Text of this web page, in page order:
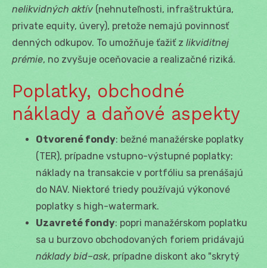
nelikvidných aktív (nehnuteľnosti, infraštruktúra,
private equity, úvery), pretože nemajú povinnosť
denných odkupov. To umožňuje ťažiť z likviditnej
prémie, no zvyšuje oceňovacie a realizačné riziká.
Poplatky, obchodné
náklady a daňové aspekty
Otvorené fondy: bežné manažérske poplatky
(TER), prípadne vstupno-výstupné poplatky;
náklady na transakcie v portfóliu sa prenášajú
do NAV. Niektoré triedy používajú výkonové
poplatky s high-watermark.
Uzavreté fondy: popri manažérskom poplatku
sa u burzovo obchodovaných foriem pridávajú
náklady bid–ask, prípadne diskont ako "skrytý